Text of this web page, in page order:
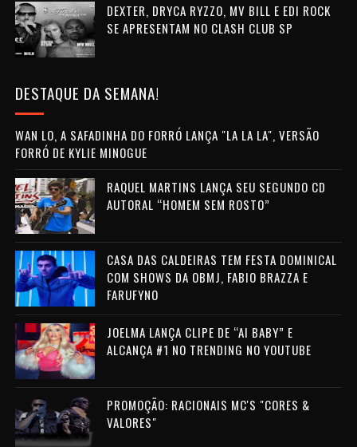
DEXTER, DRYCA RYZZO, MV BILL E EDI ROCK
SE APRESENTAM NO CLASH CLUB SP
DESTAQUE DA SEMANA!
WAN LO, A SAFADINHA DO FORRÓ LANÇA "LA LA LA", VERSÃO
FORRÓ DE KYLIE MINOGUE
RAQUEL MARTINS LANÇA SEU SEGUNDO CD
AUTORAL “HOMEM SEM ROSTO”
CASA DAS CALDEIRAS TEM FESTA DOMINICAL
COM SHOWS DA OBMJ, FABIO BRAZZA E
FARUFYNO
JOELMA LANÇA CLIPE DE “AI BABY” E
ALCANÇA #1 NO TRENDING NO YOUTUBE
PROMOÇÃO: RACIONAIS MC'S "CORES &
VALORES"